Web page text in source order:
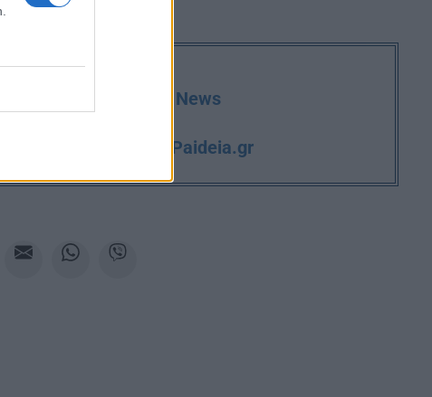
στο Google News
και την εργασία στο iPaideia.gr